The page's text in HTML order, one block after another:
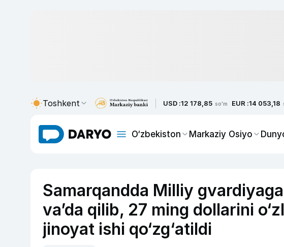
Toshkent USD :12 178,85 so'm EUR :14 053,18
O‘zbekiston Markaziy Osiyo
Samarqandda Milliy
va’da qilib, 27 ming dollarini
jinoyat ishi qo‘zg‘atildi